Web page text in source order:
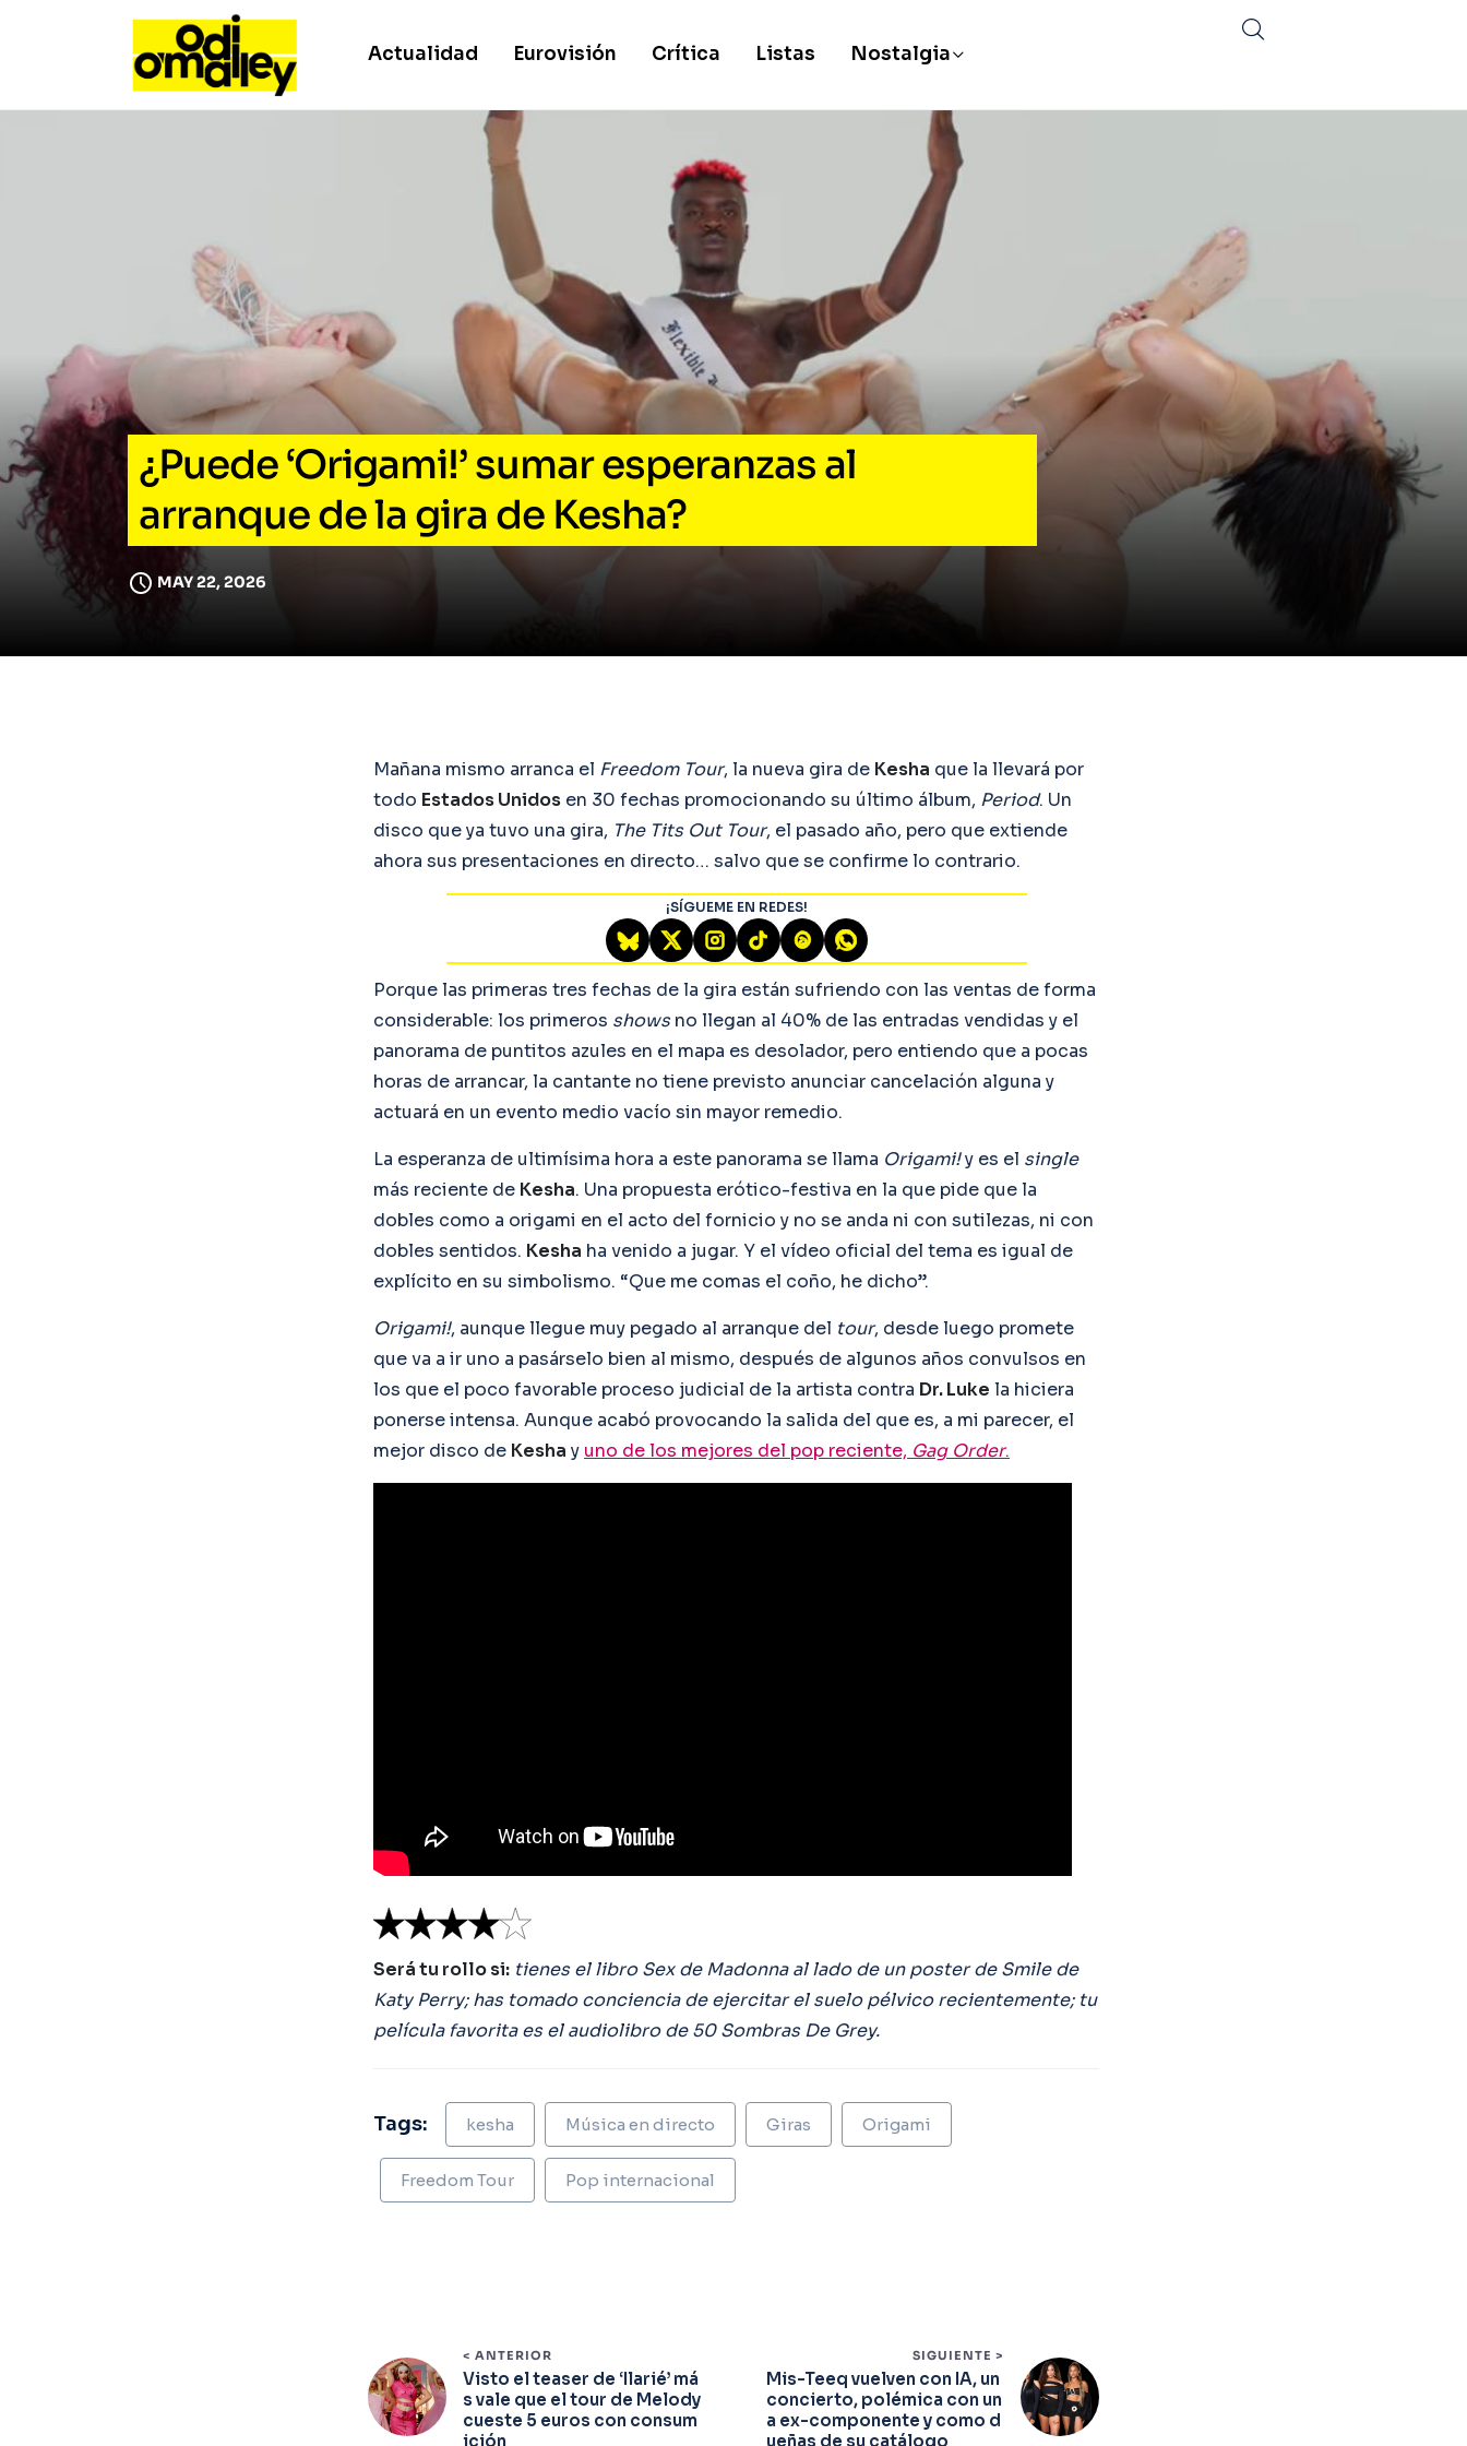
Actualidad Eurovisión Crítica Listas Nostalgia
¿Puede ‘Origami!’ sumar esperanzas al
arranque de la gira de Kesha?
MAY 22, 2026
Mañana mismo arranca el Freedom Tour, la nueva gira de Kesha que la llevará por
todo Estados Unidos en 30 fechas promocionando su último álbum, Period. Un
disco que ya tuvo una gira, The Tits Out Tour, el pasado año, pero que extiende
ahora sus presentaciones en directo… salvo que se confirme lo contrario.
¡SÍGUEME EN REDES!
Porque las primeras tres fechas de la gira están sufriendo con las ventas de forma
considerable: los primeros showsno llegan al 40% de las entradas vendidas y el
panorama de puntitos azules en el mapa es desolador, pero entiendo que a pocas
horas de arrancar, la cantante no tiene previsto anunciar cancelación alguna y
actuará en un evento medio vacío sin mayor remedio.
La esperanza de ultimísima hora a este panorama se llama Origami!y es el single
más reciente de Kesha. Una propuesta erótico-festiva en la que pide que la
dobles como a origami en el acto del fornicio y no se anda ni con sutilezas, ni con
dobles sentidos. Kesha ha venido a jugar. Y el vídeo oficial del tema es igual de
explícito en su simbolismo. “Que me comas el coño, he dicho”.
Origami!, aunque llegue muy pegado al arranque del tour, desde luego promete
que va a ir uno a pasárselo bien al mismo, después de algunos años convulsos en
los que el poco favorable proceso judicial de la artista contra Dr. Luke la hiciera
ponerse intensa. Aunque acabó provocando la salida del que es, a mi parecer, el
mejor disco de Kesha y uno de los mejores del pop reciente, Gag Order.
Será tu rollo si: tienes el libro Sex de Madonna al lado de un poster de Smile de
Katy Perry; has tomado conciencia de ejercitar el suelo pélvico recientemente; tu
película favorita es el audiolibro de 50 Sombras De Grey.
Tags: kesha Música en directo Giras Origami
Freedom Tour Pop internacional
< ANTERIOR
Visto el teaser de ‘Ilarié’ má
s vale que el tour de Melody
cueste 5 euros con consum
ición
SIGUIENTE >
Mis-Teeq vuelven con IA, un
concierto, polémica con un
a ex-componente y como d
ueñas de su catálogo